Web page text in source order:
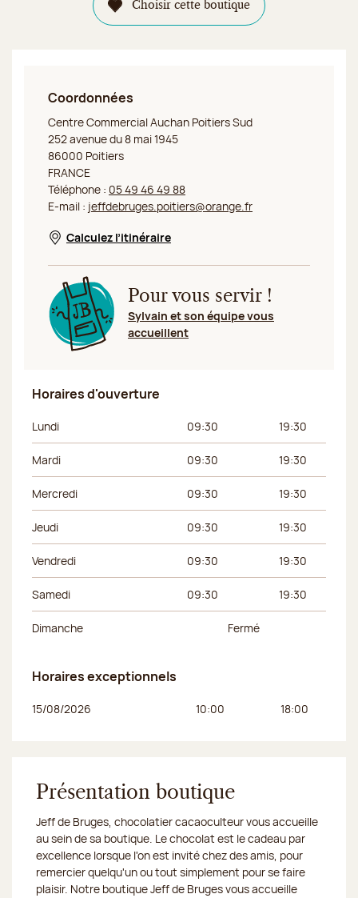
Choisir cette boutique
Coordonnées
Jeff de Bruges Poitiers
Centre Commercial Auchan Poitiers Sud
252 avenue du 8 mai 1945
86000 Poitiers
FRANCE
Téléphone : 05 49 46 49 88
E-mail : jeffdebruges.poitiers@orange.fr
Nouvelle fenêtre
Calculez l’itinéraire
Pour vous servir !
Sylvain et son équipe vous
accueillent
Horaires d'ouverture
Jour de la semaine Horaires du matin Horaires de
Lundi 09:30 19:30
Mardi 09:30 19:30
Mercredi 09:30 19:30
Jeudi 09:30 19:30
Vendredi 09:30 19:30
Samedi 09:30 19:30
Dimanche Fermé
Horaires exceptionnels
Jour de la semaine Horaires du matin Horaires de
15/08/2026 10:00 18:00
Présentation boutique
Jeff de Bruges, chocolatier cacaoculteur vous accueille
au sein de sa boutique. Le chocolat est le cadeau par
excellence lorsque l'on est invité chez des amis, pour
remercier quelqu'un ou tout simplement pour se faire
plaisir. Notre boutique Jeff de Bruges vous accueille